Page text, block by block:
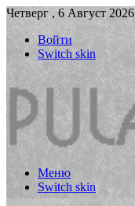
Четверг , 6 Август 2026
Войти
Switch skin
Меню
Switch skin